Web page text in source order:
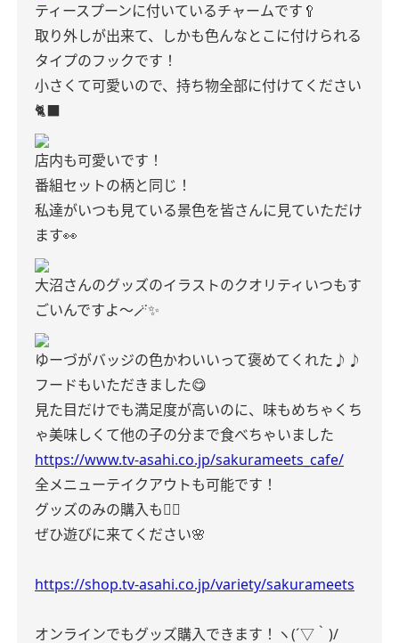
ティースプーンに付いているチャームです🥄
取り外しが出来て、しかも色んなとこに付けられる
タイプのフックです！
小さくて可愛いので、持ち物全部に付けてください
🐈‍⬛
店内も可愛いです！
番組セットの柄と同じ！
私達がいつも見ている景色を皆さんに見ていただけ
ます👀
大沼さんのグッズのイラストのクオリティいつもす
ごいんですよ〜🪄︎︎✨
ゆーづがバッジの色かわいいって褒めてくれた♪♪
フードもいただきました😋
見た目だけでも満足度が高いのに、味もめちゃくち
ゃ美味しくて他の子の分まで食べちゃいました
https://www.tv-asahi.co.jp/sakurameets_cafe/
全メニューテイクアウトも可能です！
グッズのみの購入も🙆‍♀️
ぜひ遊びに来てください🌸
https://shop.tv-asahi.co.jp/variety/sakurameets
オンラインでもグッズ購入できます！ヽ(´▽｀)/